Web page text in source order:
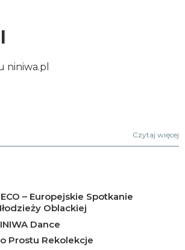
niniwa.pl
Czytaj więcej
– Europejskie Spotkanie
Oblackiej
Dance
Prostu Rekolekcje